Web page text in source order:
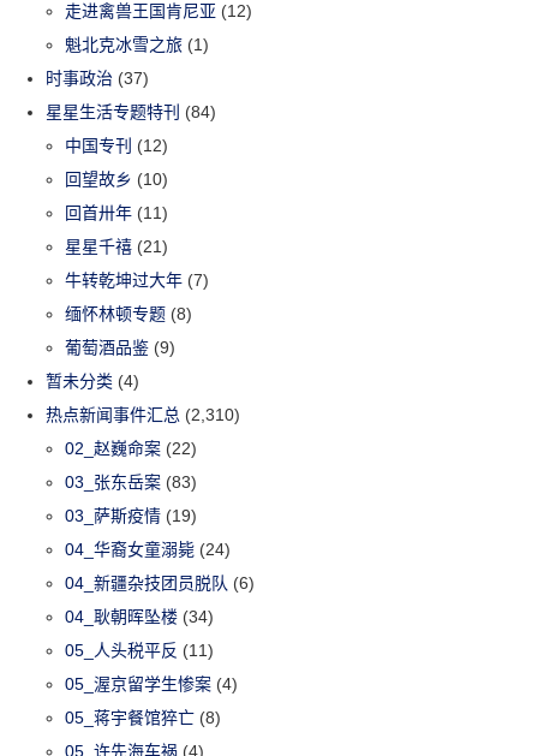
走进禽兽王国肯尼亚 (12)
魁北克冰雪之旅 (1)
时事政治 (37)
星星生活专题特刊 (84)
中国专刊 (12)
回望故乡 (10)
回首卅年 (11)
星星千禧 (21)
牛转乾坤过大年 (7)
缅怀林顿专题 (8)
葡萄酒品鉴 (9)
暂未分类 (4)
热点新闻事件汇总 (2,310)
02_赵巍命案 (22)
03_张东岳案 (83)
03_萨斯疫情 (19)
04_华裔女童溺毙 (24)
04_新疆杂技团员脱队 (6)
04_耿朝晖坠楼 (34)
05_人头税平反 (11)
05_渥京留学生惨案 (4)
05_蒋宇餐馆猝亡 (8)
05_许先海车祸 (4)